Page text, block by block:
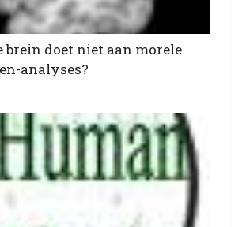
brein doet niet aan morele
analyses?